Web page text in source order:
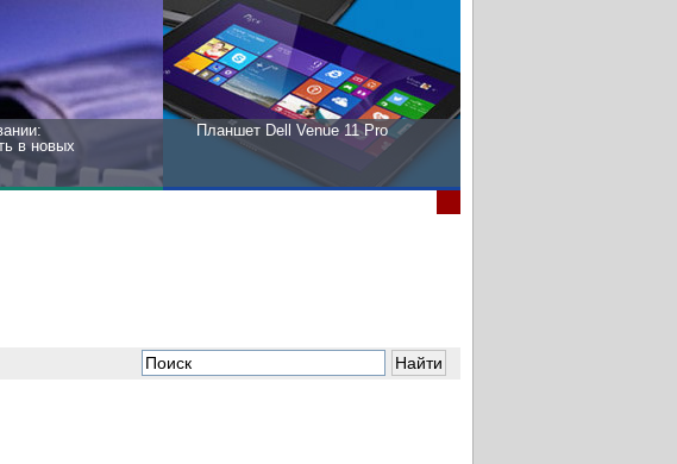
в новых
Планшет Dell Venue 11 Pro
условиях